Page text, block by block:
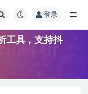
登录
工具，支持抖